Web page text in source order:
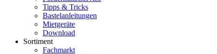
Tipps & Tricks
Bastelanleitungen
Mietgeräte
Download
Sortiment
Fachmarkt